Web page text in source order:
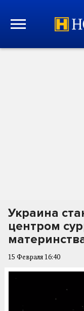
Украина
центром
15 Февраля 16:40